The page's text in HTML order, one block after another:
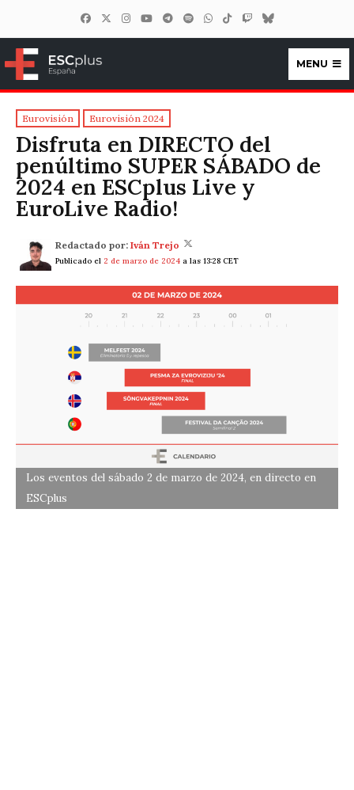
ESCplus España
MENU
Eurovisión Eurovisión 2024
Disfruta en DIRECTO del
penúltimo SUPER SÁBADO de
2024 en ESCplus Live y
EuroLive Radio!
Redactado por: Iván Trejo
Publicado el 2 de marzo de 2024 a las 13:28 CET
Los eventos del sábado 2 de marzo de 2024, en directo en
ESCplus